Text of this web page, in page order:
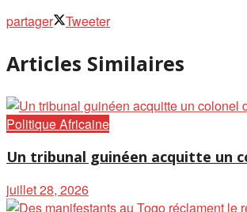
partager Tweeter
Articles Similaires
Politique Africaine
Un tribunal guinéen acquitte un
juillet 28, 2026